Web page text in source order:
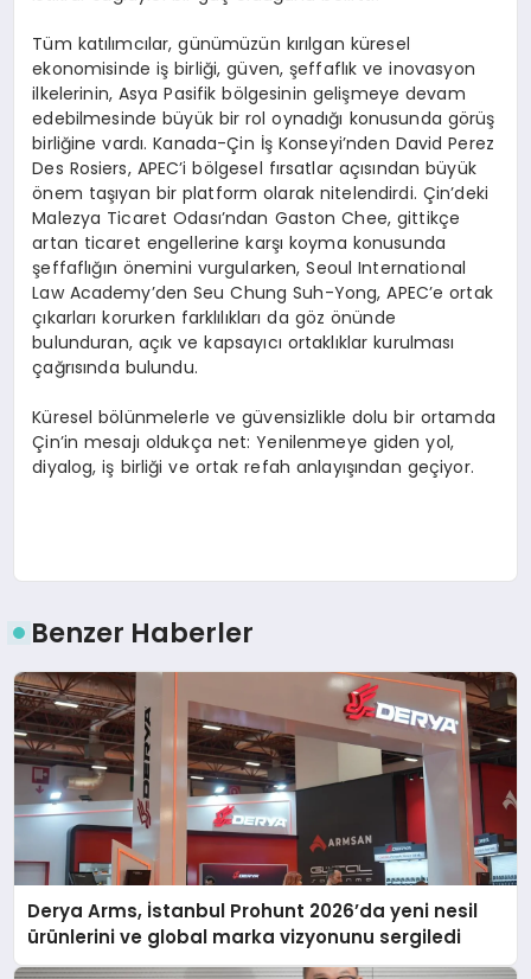
Tüm katılımcılar, günümüzün kırılgan küresel
ekonomisinde iş birliği, güven, şeffaflık ve inovasyon
ilkelerinin, Asya Pasifik bölgesinin gelişmeye devam
edebilmesinde büyük bir rol oynadığı konusunda görüş
birliğine vardı. Kanada-Çin İş Konseyi’nden David Perez
Des Rosiers, APEC’i bölgesel fırsatlar açısından büyük
önem taşıyan bir platform olarak nitelendirdi. Çin’deki
Malezya Ticaret Odası’ndan Gaston Chee, gittikçe
artan ticaret engellerine karşı koyma konusunda
şeffaflığın önemini vurgularken, Seoul International
Law Academy’den Seu Chung Suh-Yong, APEC’e ortak
çıkarları korurken farklılıkları da göz önünde
bulunduran, açık ve kapsayıcı ortaklıklar kurulması
çağrısında bulundu.
Küresel bölünmelerle ve güvensizlikle dolu bir ortamda
Çin’in mesajı oldukça net: Yenilenmeye giden yol,
diyalog, iş birliği ve ortak refah anlayışından geçiyor.
Benzer Haberler
Derya Arms, İstanbul Prohunt 2026’da yeni nesil
ürünlerini ve global marka vizyonunu sergiledi